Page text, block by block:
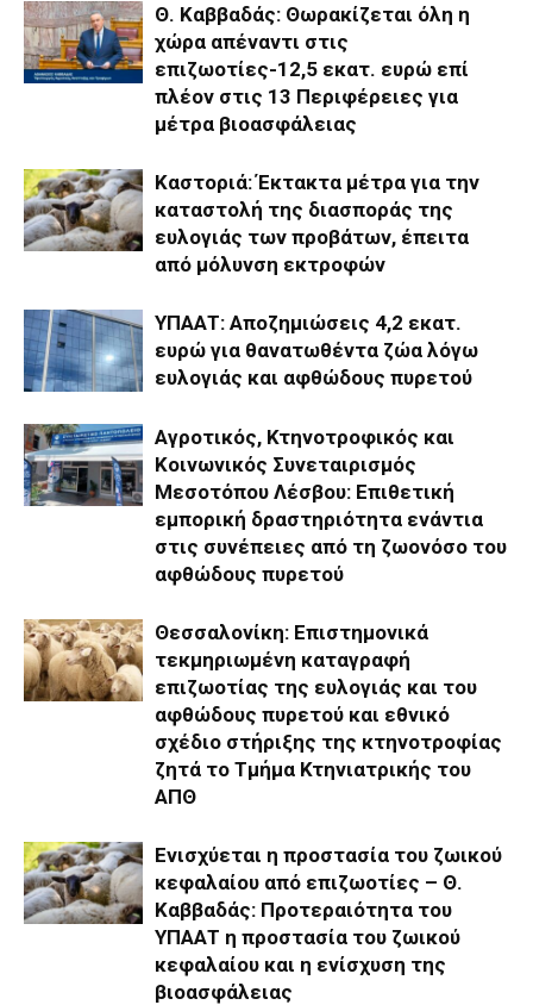
Θ. Καββαδάς: Θωρακίζεται όλη η
χώρα απέναντι στις
επιζωοτίες-12,5 εκατ. ευρώ επί
πλέον στις 13 Περιφέρειες για
μέτρα βιοασφάλειας
Καστοριά: Έκτακτα μέτρα για την
καταστολή της διασποράς της
ευλογιάς των προβάτων, έπειτα
από μόλυνση εκτροφών
ΥΠΑΑΤ: Αποζημιώσεις 4,2 εκατ.
ευρώ για θανατωθέντα ζώα λόγω
ευλογιάς και αφθώδους πυρετού
Αγροτικός, Κτηνοτροφικός και
Κοινωνικός Συνεταιρισμός
Μεσοτόπου Λέσβου: Επιθετική
εμπορική δραστηριότητα ενάντια
στις συνέπειες από τη ζωονόσο του
αφθώδους πυρετού
Θεσσαλονίκη: Επιστημονικά
τεκμηριωμένη καταγραφή
επιζωοτίας της ευλογιάς και του
αφθώδους πυρετού και εθνικό
σχέδιο στήριξης της κτηνοτροφίας
ζητά το Τμήμα Κτηνιατρικής του
ΑΠΘ
Ενισχύεται η προστασία του ζωικού
κεφαλαίου από επιζωοτίες – Θ.
Καββαδάς: Προτεραιότητα του
ΥΠΑΑΤ η προστασία του ζωικού
κεφαλαίου και η ενίσχυση της
βιοασφάλειας